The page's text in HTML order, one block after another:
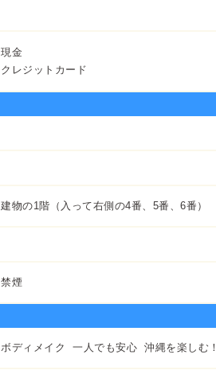
現金
クレジットカード
建物の1階（入って右側の4番、5番、6番）
禁煙
ボディメイク 一人でも安心 沖縄を楽しむ！